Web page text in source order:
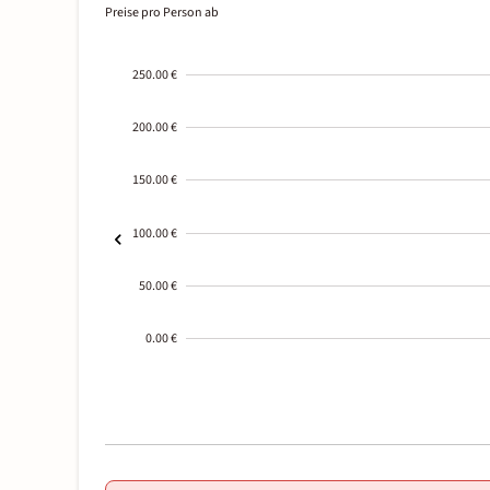
Preise pro Person ab
250.00 €
200.00 €
150.00 €
100.00 €
50.00 €
0.00 €
01-02